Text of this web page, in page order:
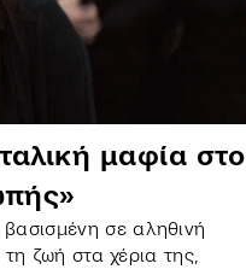
μαφία στο
σε αληθινή
τη ζωή στα χέρια της,